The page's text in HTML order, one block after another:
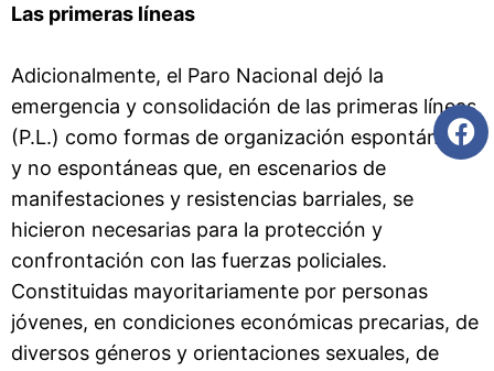
Las primeras líneas
Adicionalmente, el Paro Nacional dejó la
emergencia y consolidación de las primeras líneas
(P.L.) como formas de organización espontáneas
y no espontáneas que, en escenarios de
manifestaciones y resistencias barriales, se
hicieron necesarias para la protección y
confrontación con las fuerzas policiales.
Constituidas mayoritariamente por personas
jóvenes, en condiciones económicas precarias, de
diversos géneros y orientaciones sexuales, de